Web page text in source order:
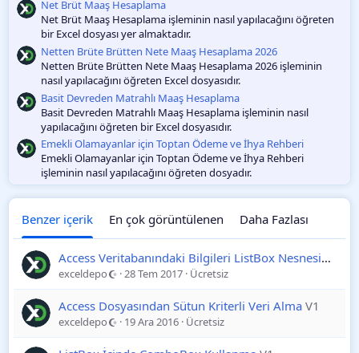
m
a
Net Brüt Maaş Hesaplama
Net Brüt Maaş Hesaplama işleminin nasıl yapılacağını öğreten
bir Excel dosyası yer almaktadır.
Netten Brüte Brütten Nete Maaş Hesaplama 2026
Netten Brüte Brütten Nete Maaş Hesaplama 2026 işleminin
nasıl yapılacağını öğreten Excel dosyasıdır.
Basit Devreden Matrahlı Maaş Hesaplama
Basit Devreden Matrahlı Maaş Hesaplama işleminin nasıl
yapılacağını öğreten bir Excel dosyasıdır.
Emekli Olamayanlar için Toptan Ödeme ve İhya Rehberi
Emekli Olamayanlar için Toptan Ödeme ve İhya Rehberi
işleminin nasıl yapılacağını öğreten dosyadır.
Benzer içerik En çok görüntülenen Daha Fazlası
Access Veritabanındaki Bilgileri ListBox Nesnesine Yükleme
exceldepo 28 Tem 2017 Ücretsiz
Access Dosyasından Sütun Kriterli Veri Alma V1
exceldepo 19 Ara 2016 Ücretsiz